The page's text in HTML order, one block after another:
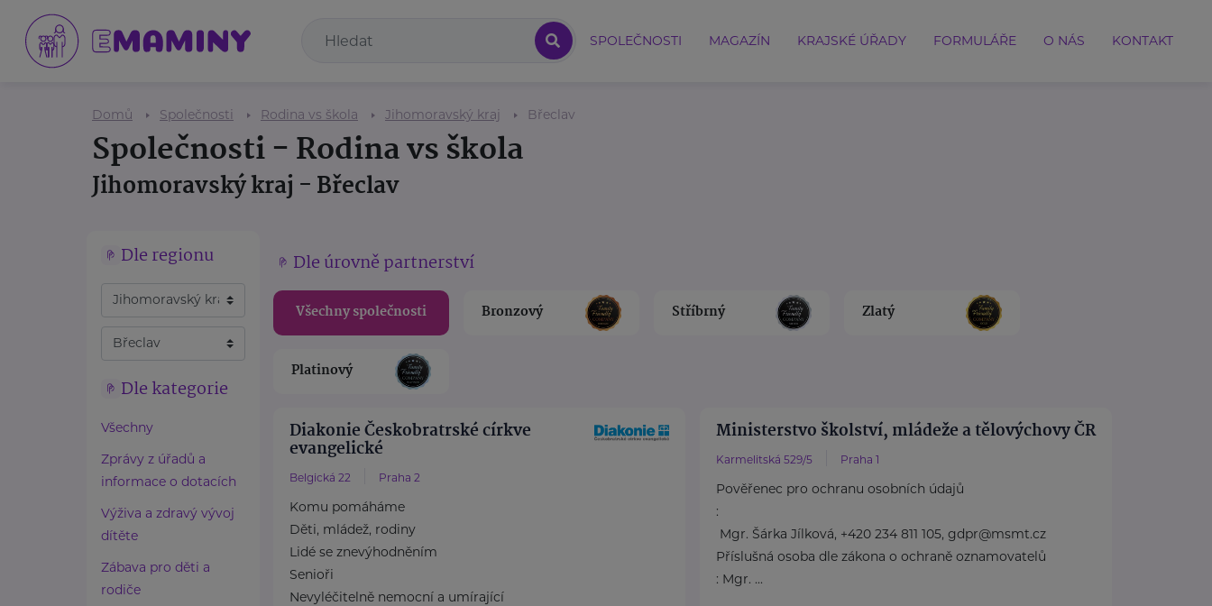
SPOLEČNOSTI MAGAZÍN KRAJSKÉ ÚŘADY FORMULÁŘE O NÁS KONTAKT
Domů Společnosti Rodina vs škola Jihomoravský kraj Břeclav
Společnosti - Rodina vs škola
Jihomoravský kraj - Břeclav
Dle regionu
Dle kategorie
Všechny
Zprávy z úřadů a
informace o dotacích
Výživa a zdravý vývoj
dítěte
Zábava pro děti a
rodiče
Dle úrovně partnerství
Všechny společnosti Bronzový Stříbrný Zlatý
Platinový
Diakonie Českobratrské církve
evangelické
Belgická 22 Praha 2
Komu pomáháme
Děti, mládež, rodiny
Lidé se znevýhodněním
Senioři
Nevyléčitelně nemocní a umírající
Ministerstvo školství, mládeže a tělovýchovy ČR
Karmelitská 529/5 Praha 1
Pověřenec pro ochranu osobních údajů
:
Mgr. Šárka Jílková, +420 234 811 105, gdpr@msmt.cz
Příslušná osoba dle zákona o ochraně oznamovatelů
: Mgr. ...